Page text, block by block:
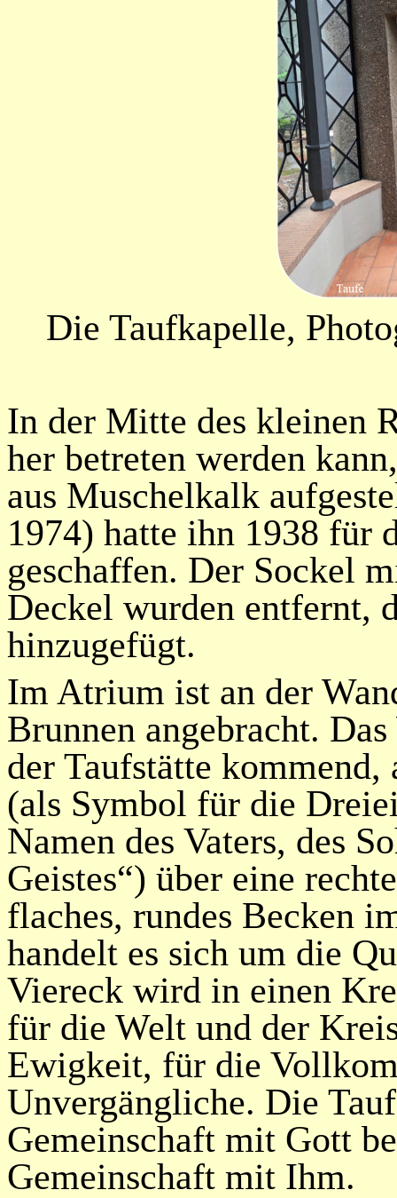
Die Taufkapelle,
In der Mitte des kleinen
her betreten werden
aus Muschelkalk
1974) hatte ihn 1938 für
geschaffen. Der Sockel
Deckel wurden entfernt,
hinzugefügt.
Im Atrium ist an der
Brunnen angebracht.
der Taufstätte
(als Symbol für die
Namen des Vaters, des
Geistes“) über eine
flaches, rundes Becken
handelt es sich um die
Viereck wird in einen
für die Welt und der
Ewigkeit, für die
Unvergängliche. Die
Gemeinschaft mit Gott
Gemeinschaft mit Ihm.